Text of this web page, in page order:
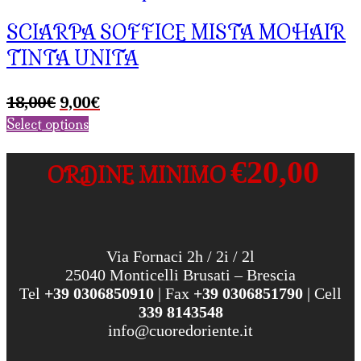
SCIARPA SOFFICE MISTA MOHAIR
TINTA UNITA
18,00€ Il
prezzo
era:
18,00€.
9,00€Il
è:
9,00€.
Select options
ORDINE MINIMO€20,00
Via Fornaci 2h / 2i / 2l
25040 Monticelli Brusati – Brescia
Tel +39 0306850910 | Fax +39 0306851790 | Cell
339 8143548
info@cuoredoriente.it